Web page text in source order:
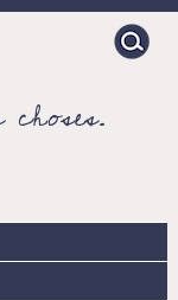
Search
for: